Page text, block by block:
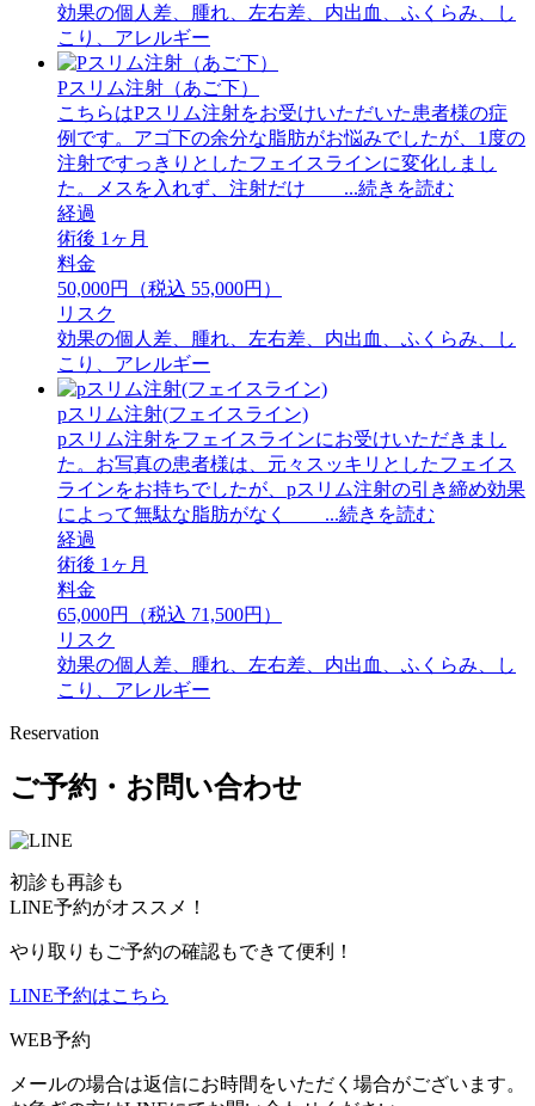
効果の個人差、腫れ、左右差、内出血、ふくらみ、し
こり、アレルギー
Pスリム注射（あご下）
こちらはPスリム注射をお受けいただいた患者様の症
例です。アゴ下の余分な脂肪がお悩みでしたが、1度の
注射ですっきりとしたフェイスラインに変化しまし
た。メスを入れず、注射だけ ...続きを読む
経過
術後 1ヶ月
料金
50,000円（税込 55,000円）
リスク
効果の個人差、腫れ、左右差、内出血、ふくらみ、し
こり、アレルギー
pスリム注射(フェイスライン)
pスリム注射をフェイスラインにお受けいただきまし
た。お写真の患者様は、元々スッキリとしたフェイス
ラインをお持ちでしたが、pスリム注射の引き締め効果
によって無駄な脂肪がなく ...続きを読む
経過
術後 1ヶ月
料金
65,000円（税込 71,500円）
リスク
効果の個人差、腫れ、左右差、内出血、ふくらみ、し
こり、アレルギー
Reservation
ご予約・お問い合わせ
初診も再診も
LINE予約がオススメ！
やり取りもご予約の確認もできて便利！
LINE予約はこちら
WEB予約
メールの場合は返信にお時間をいただく場合がございます。